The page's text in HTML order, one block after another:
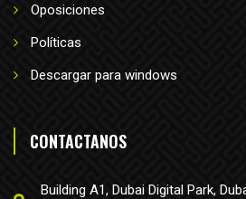
Oposiciones
Políticas
Descargar para windows
CONTACTANOS
Building A1, Dubai Digital Park,